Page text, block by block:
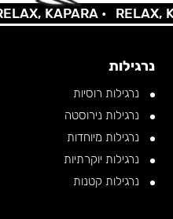
KAPARA • RELAX,
נרגילות
נרגילות רוסיות
נרגילות נירוסטה
נרגילות מיוחדות
נרגילות יוקרתיות
נרגילות קטנות